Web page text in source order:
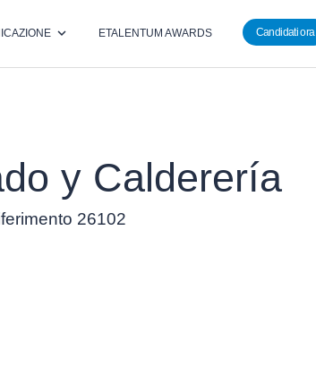
ETALENTUM AWARDS Candidati ora
y Calderería
26102